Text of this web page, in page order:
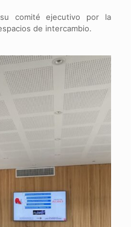
comité ejecutivo por la
de intercambio.